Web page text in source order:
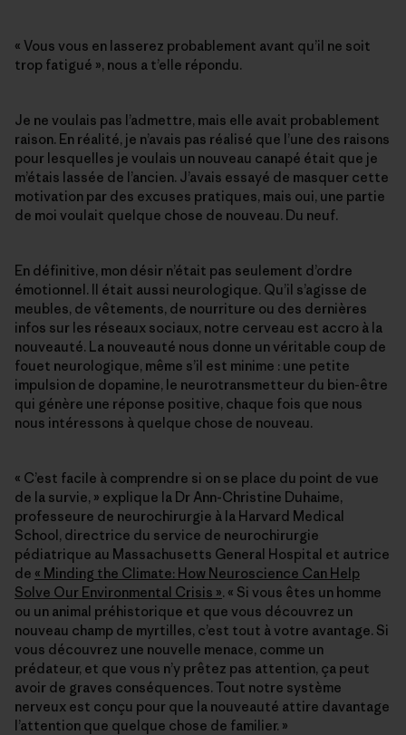
« Vous vous en lasserez probablement avant qu’il ne soit
trop fatigué », nous a t’elle répondu.
Je ne voulais pas l’admettre, mais elle avait probablement
raison. En réalité, je n’avais pas réalisé que l’une des raisons
pour lesquelles je voulais un nouveau canapé était que je
m’étais lassée de l’ancien. J’avais essayé de masquer cette
motivation par des excuses pratiques, mais oui, une partie
de moi voulait quelque chose de nouveau. Du neuf.
En définitive, mon désir n’était pas seulement d’ordre
émotionnel. Il était aussi neurologique. Qu’il s’agisse de
meubles, de vêtements, de nourriture ou des dernières
infos sur les réseaux sociaux, notre cerveau est accro à la
nouveauté. La nouveauté nous donne un véritable coup de
fouet neurologique, même s’il est minime : une petite
impulsion de dopamine, le neurotransmetteur du bien-être
qui génère une réponse positive, chaque fois que nous
nous intéressons à quelque chose de nouveau.
« C’est facile à comprendre si on se place du point de vue
de la survie, » explique la Dr Ann-Christine Duhaime,
professeure de neurochirurgie à la Harvard Medical
School, directrice du service de neurochirurgie
pédiatrique au Massachusetts General Hospital et autrice
de « Minding the Climate: How Neuroscience Can Help
Solve Our Environmental Crisis ». « Si vous êtes un homme
ou un animal préhistorique et que vous découvrez un
nouveau champ de myrtilles, c’est tout à votre avantage. Si
vous découvrez une nouvelle menace, comme un
prédateur, et que vous n’y prêtez pas attention, ça peut
avoir de graves conséquences. Tout notre système
nerveux est conçu pour que la nouveauté attire davantage
l’attention que quelque chose de familier. »